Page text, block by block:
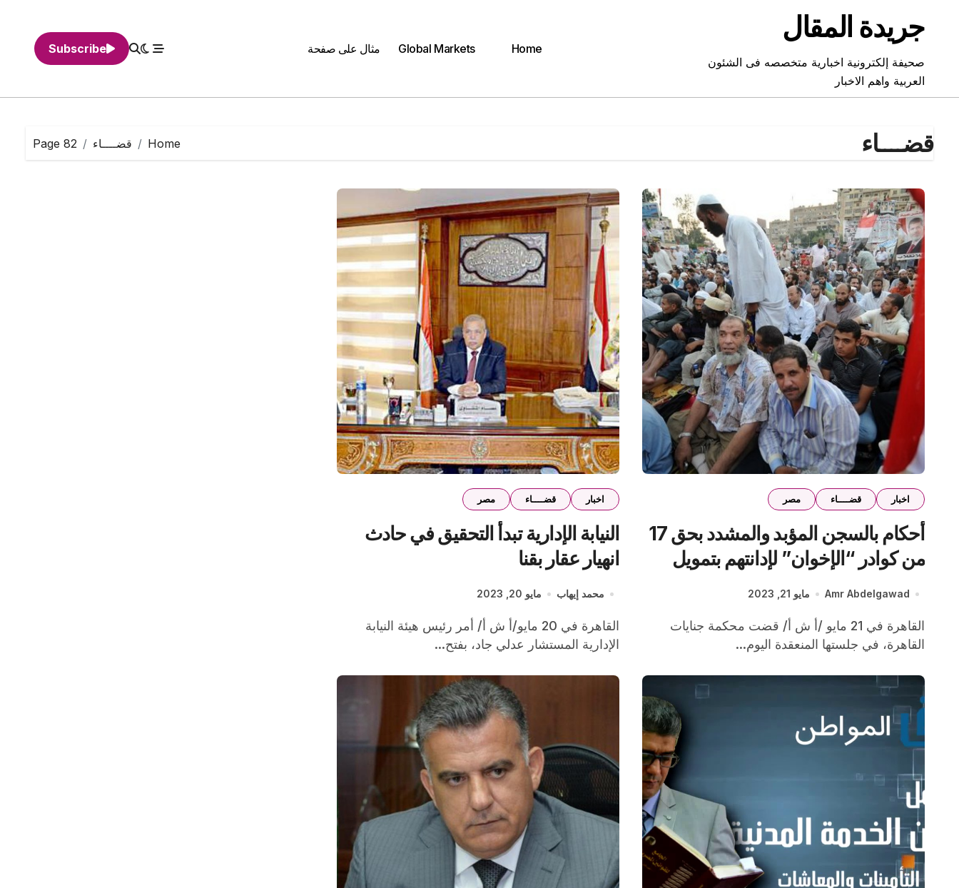
contentجريدة المقال
صحيفة إلكترونية اخبارية متخصصه فى الشئون
العربية واهم الاخبار
Home
Global Markets مثال على صفحة Subscribe
قضــــاء Home قضــــاء Page 82
اخبار قضــــاء مصر
أحكام بالسجن المؤبد والمشدد بحق 17
من كوادر “الإخوان” لإدانتهم بتمويل
الإرهاب ونشر بيانات كاذبة
Amr Abdelgawad مايو 21, 2023
القاهرة في 21 مايو /أ ش أ/ قضت محكمة جنايات
القاهرة، في جلستها المنعقدة اليوم...
اخبار قضــــاء مصر
النيابة الإدارية تبدأ التحقيق في حادث
انهيار عقار بقنا
محمد إيهاب مايو 20, 2023
القاهرة في 20 مايو/أ ش أ/ أمر رئيس هيئة النيابة
الإدارية المستشار عدلي جاد، بفتح...